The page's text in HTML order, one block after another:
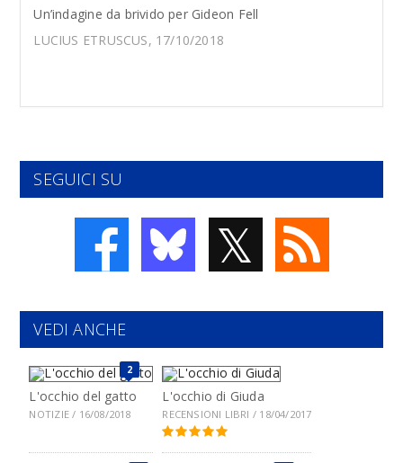
Un’indagine da brivido per Gideon Fell
LUCIUS ETRUSCUS, 17/10/2018
SEGUICI SU
𝕏
VEDI ANCHE
2
L'occhio del gatto
NOTIZIE / 16/08/2018
L'occhio di Giuda
RECENSIONI LIBRI / 18/04/2017